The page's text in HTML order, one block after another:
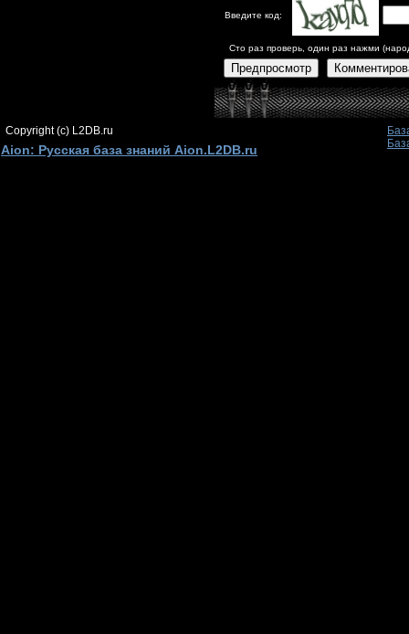
Введите код:
Сто раз проверь, один раз нажми
Предпросмотр
Copyright (c) L2DB.ru
Aion: Русская база знаний Aion.L2DB.ru